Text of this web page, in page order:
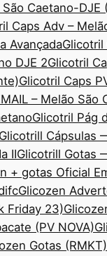
Caetano-DJE
Caps Adv –
AvançadaGlicotril
DJE 2Glicotril
Glicotril Caps
– Melão São
Glicotril Pág
Glicotrill Cápsulas
IIGlicotrill Gotas
+ gotas Oficial
Glicozen
Friday 23)
(PV NOVA)
Gotas (RMKT)